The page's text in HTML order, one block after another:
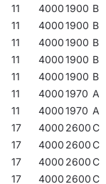
11
40001900 B
11
40001900 B
11
40001900 B
11
40001900 B
11
40001900 B
11
40001970 A
11
40001970 A
17
4000 2600C
17
4000 2600C
17
4000 2600C
17
4000 2600C